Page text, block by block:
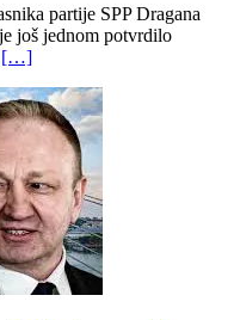
partije SPP Dragana
još jednom potvrdilo
[…]